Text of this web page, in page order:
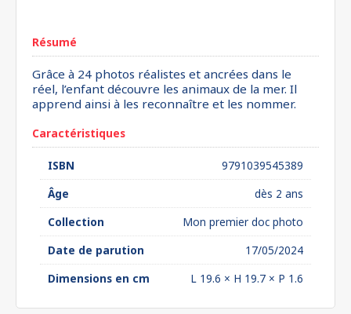
Résumé
Grâce à 24 photos réalistes et ancrées dans le
réel, l’enfant découvre les animaux de la mer. Il
apprend ainsi à les reconnaître et les nommer.
Caractéristiques
ISBN
9791039545389
Âge
dès 2 ans
Collection
Mon premier doc photo
Date de parution
17/05/2024
Dimensions en cm
L 19.6 × H 19.7 × P 1.6